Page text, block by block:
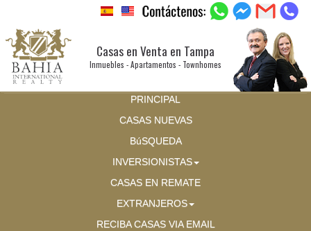
Casas en Venta en Tampa
Inmuebles - Apartamentos - Townhomes
PRINCIPAL
CASAS NUEVAS
BúSQUEDA
INVERSIONISTAS
CASAS EN REMATE
EXTRANJEROS
RECIBA CASAS VIA EMAIL